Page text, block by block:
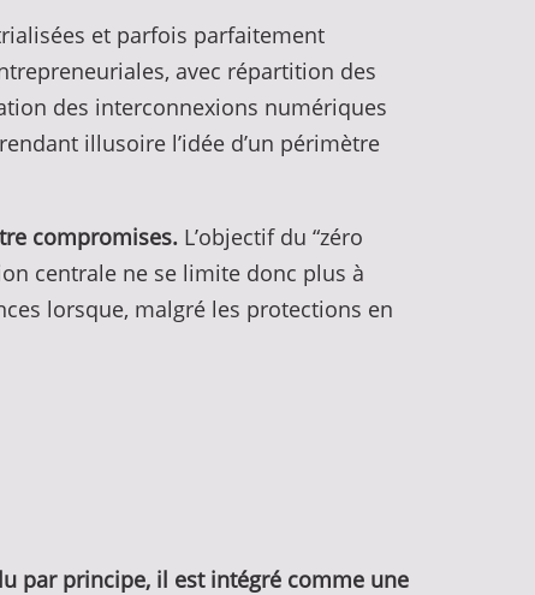
et parfois parfaitement
avec répartition des
des interconnexions numériques
illusoire l’idée d’un périmètre
compromises. L’objectif du “zéro
centrale ne se limite donc plus à
lorsque, malgré les protections en
par principe, il est intégré comme une